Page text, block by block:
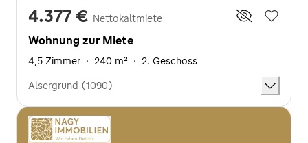
4.377 € Nettokaltmiete
Wohnung zur Miete
4,5 Zimmer · 240 m² · 2. Geschoss
Alsergrund (1090)